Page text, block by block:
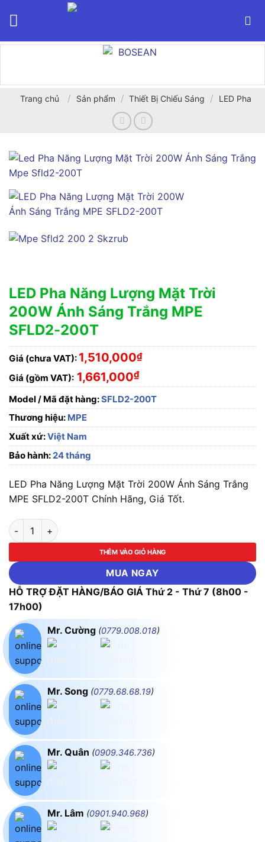
Trang chủ / Sản phẩm / Thiết Bị Chiếu Sáng / LED Pha
LED Pha Năng Lượng Mặt Trời
200W Ánh Sáng Trắng MPE
SFLD2-200T
Giá (chưa VAT): 1,510,000₫
Giá (gồm VAT): 1,661,000₫
Model / Mã đặt hàng:SFLD2-200T
Thương hiệu: MPE
Xuất xứ:Việt Nam
Bảo hành:24 tháng
LED Pha Năng Lượng Mặt Trời 200W Ánh Sáng Trắng
MPE SFLD2-200T Chính Hãng, Giá Tốt.
LED Pha Năng Lượng Mặt Trời 200W Ánh Sáng Trắng MPE
THÊM VÀO GIỎ HÀNG
MUA NGAY
HỖ TRỢ ĐẶT HÀNG/BÁO GIÁ Thứ 2 - Thứ 7 (8h00 -
17h00)
Mr. Cường (0779.008.018)
Mr. Song (0779.68.68.19)
Mr. Quân (0909.346.736)
Mr. Lâm (0901.940.968)